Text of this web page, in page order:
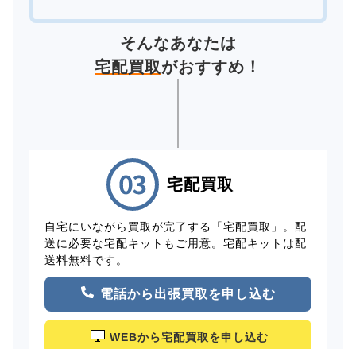
そんなあなたは
宅配買取がおすすめ！
宅配買取
自宅にいながら買取が完了する「宅配買取」。配
送に必要な宅配キットもご用意。宅配キットは配
送料無料です。
電話から出張買取を申し込む
WEBから宅配買取を申し込む